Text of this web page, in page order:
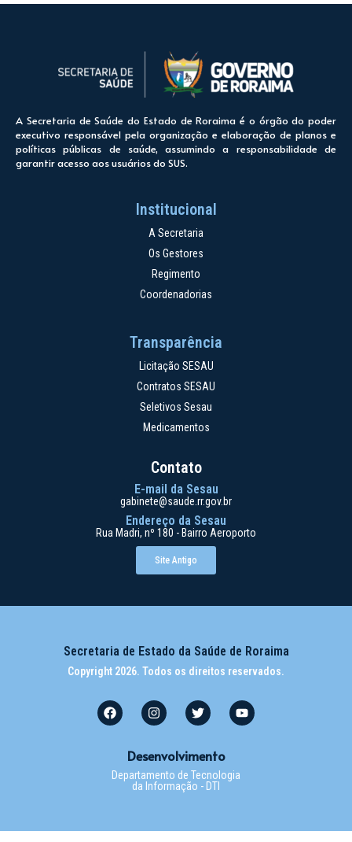
A Secretaria de Saúde do Estado de Roraima é o órgão do poder
executivo responsável pela organização e elaboração de planos e
políticas públicas de saúde, assumindo a responsabilidade de
garantir acesso aos usuários do SUS.
Institucional
A Secretaria
Os Gestores
Regimento
Coordenadorias
Transparência
Licitação SESAU
Contratos SESAU
Seletivos Sesau
Medicamentos
Contato
E-mail da Sesau
gabinete@saude.rr.gov.br
Endereço da Sesau
Rua Madri, nº 180 - Bairro Aeroporto
Site Antigo
Secretaria de Estado da Saúde de Roraima
Copyright 2026. Todos os direitos reservados.
Desenvolvimento
Departamento de Tecnologia
da Informação - DTI